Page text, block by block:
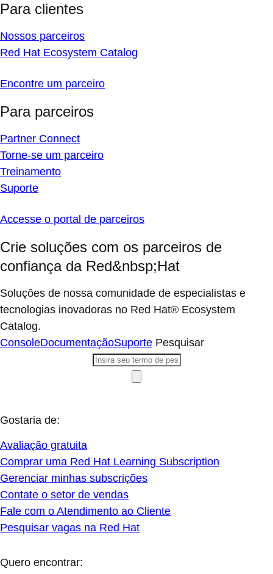
Para clientes
Nossos parceiros
Red Hat Ecosystem Catalog
Encontre um parceiro
Para parceiros
Partner Connect
Torne-se um parceiro
Treinamento
Suporte
Accesse o portal de parceiros
Crie soluções com os parceiros de
confiança da Red&nbsp;Hat
Soluções de nossa comunidade de especialistas e
tecnologias inovadoras no Red Hat® Ecosystem
Catalog.
ConsoleDocumentaçãoSuporte Pesquisar
Gostaria de:
Avaliação gratuita
Comprar uma Red Hat Learning Subscription
Gerenciar minhas subscrições
Contate o setor de vendas
Fale com o Atendimento ao Cliente
Pesquisar vagas na Red Hat
Quero encontrar: